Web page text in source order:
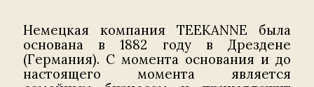
Немецкая компания TEEKANNE была
основана в 1882 году в Дрездене
(Германия). С момента основания и до
настоящего момента является